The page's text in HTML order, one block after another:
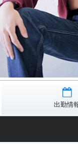
出勤情